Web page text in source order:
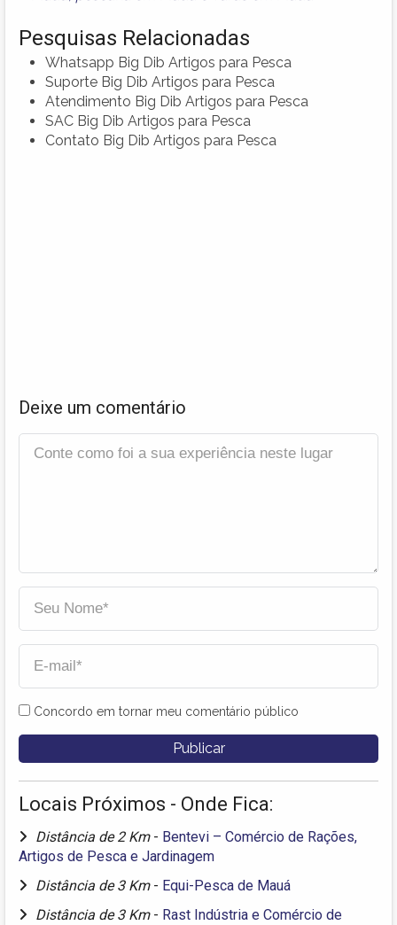
Pesquisas Relacionadas
Whatsapp Big Dib Artigos para Pesca
Suporte Big Dib Artigos para Pesca
Atendimento Big Dib Artigos para Pesca
SAC Big Dib Artigos para Pesca
Contato Big Dib Artigos para Pesca
Deixe um comentário
Concordo em tornar meu comentário público
Locais Próximos - Onde Fica:
Distância de 2 Km - Bentevi – Comércio de Rações,
Artigos de Pesca e Jardinagem
Distância de 3 Km - Equi-Pesca de Mauá
Distância de 3 Km - Rast Indústria e Comércio de